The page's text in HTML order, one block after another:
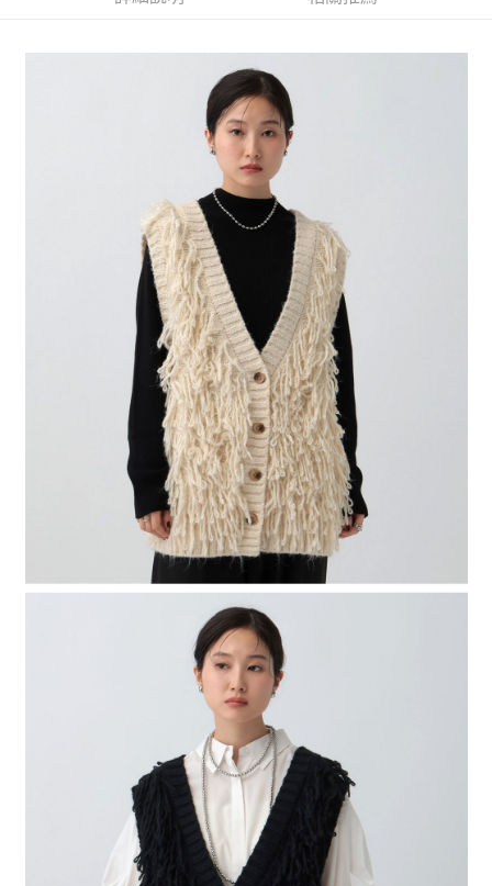
4.訂單成立30分鐘內，如未前往確認交易或遇審核未通過，訂單將自動取
1.分期款項不併入電信帳單，「大哥付你分期」於每月結算日後寄送繳費提
2.透過簡訊連結打開帳單後，可選擇「超商條碼／台灣大直營門市／銀行轉
帳／街口支付／iPASS MONEY」等通路繳費。
1.本服務係由「台灣大哥大股份有限公司」（以下簡稱本公司）所提供，讓
用戶於交易時，得透過本服務購買商品或服務，並由商店將買賣／分期付款
買賣價金債權讓與本公司後，依約使用本公司帳單繳交帳款。
2.基於同意付款使用「大哥付你分期」之契約關係目的，商店將以您的個人
資料（包含姓名、電話或地址）提供予台灣大哥大進項蒐集、處理及利用，
由本公司與您本人進行分期帳單所需資料之確認、核對及更正。
3.完整用戶服務條款，請詳閱以下連結：
https://oppay.tw/userRule
３．安心：先確認商品／服務後，再付款。
【「AFTEE先享後付」結帳流程】
１．於結帳方式選擇「AFTEE先享後付」後，將跳轉至「AFTEE先享後付」
結帳頁面，進行簡訊認證並確認金額後，即可完成結帳。
２．訂單成立數日內，您將收到繳費通知簡訊。
３．收到繳費通知簡訊後14天內，點擊此簡訊中的連結，可透過四大超商／
ATM／網路銀行／等多元方式進行付款，方視為交易完成。
※ 請注意：結帳手續完成當下不需立刻繳費，但若您需要取消訂單，請聯絡
購買商品的店家。未經商家同意取消之訂單仍視為有效，需透過AFTEE先享
後付繳納相關費用。
※ 交易是否成功請以「AFTEE先享後付 」之結帳頁面顯示為準，若有關於
是否繳費成功／繳費後需取消欲退款等相關疑問，請聯繫「AFTEE先享後付
https://netprotections.freshdesk.com/support/home
１．透過由恩沛科技股份有限公司提供之「AFTEE先享後付」服務完成之交
易，需依本服務之必要範圍內提供個人資料，並將交易相關給付款項請求債
權轉讓予恩沛科技股份有限公司。
２．關於個人資料處理事宜，請瀏覽以下網址：https://aftee.tw/terms/#terms3
３．未成年的使用者請事先徵得法定代理人或監護人之同意方可使用
「AFTEE先享後付」，若未經同意申辦者引起之損失，本公司不負相關責
４．使用「AFTEE先享後付」時，將依據個別帳號之用戶狀況，依本公司即
時審查核予不同之上限額度；若仍有額度不足之情形，本公司將視審查結果
請求用戶進行身份認證。
５．嚴禁一人註冊多個帳號或使用他人資訊註冊。若發現惡意使用之情形，
恩沛科技股份有限公司將有權停止該用戶之使用額度並採取法律行動。
每筆NT$80，滿NT$1,500(含以上)免運費
每筆NT$80，滿NT$1,500(含以上)免運費
每筆NT$80，滿NT$1,500(含以上)免運費
每筆NT$80，滿NT$1,500(含以上)免運費
每筆NT$80，滿NT$1,500(含以上)免運費